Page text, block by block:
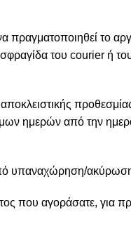
πραγματοποιηθεί το
του courier ή
ημερών από την
υπαναχώρηση/
που αγοράσατε, για